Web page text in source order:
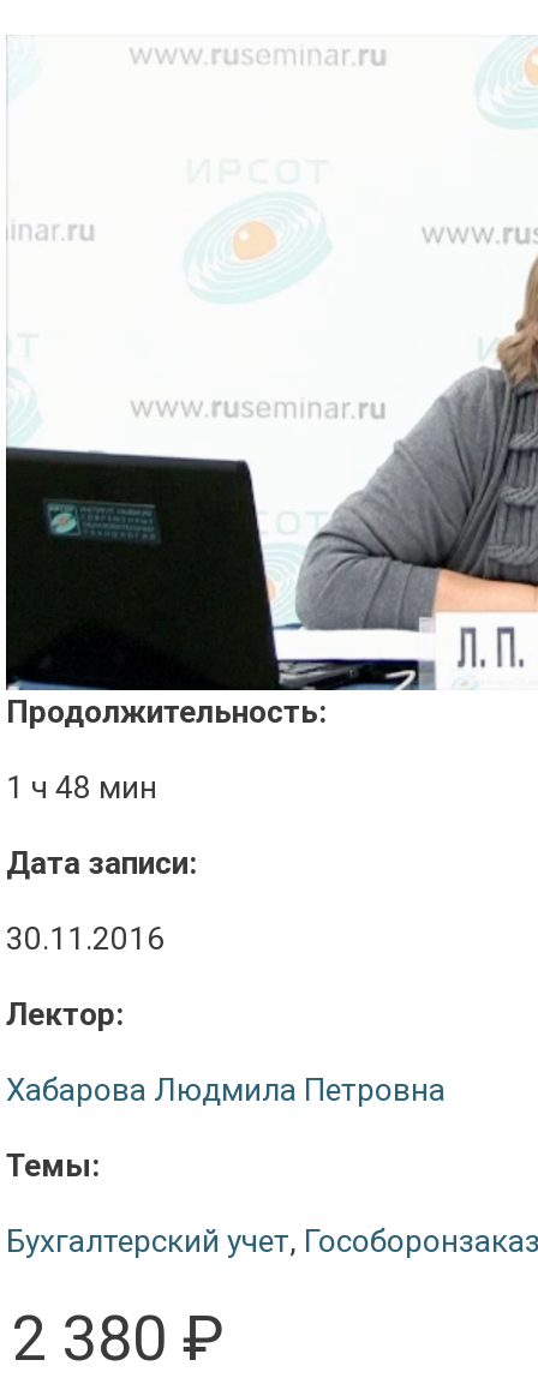
Предварительный просмотр.
Продолжительность:
1 ч 48 мин
Дата записи:
30.11.2016
Лектор:
Хабарова Людмила Петровна
Темы:
Бухгалтерский учет,
2 380 ₽